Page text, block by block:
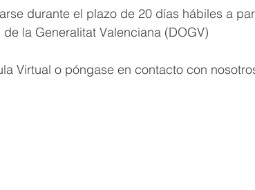
durante el plazo de 20 días hábiles a
la Generalitat Valenciana (DOGV)
Virtual o póngase en contacto con